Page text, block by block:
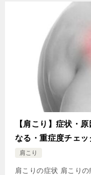
【肩こり】症状・
なる・重症度チェ
肩こり
肩こりの症状 肩こり